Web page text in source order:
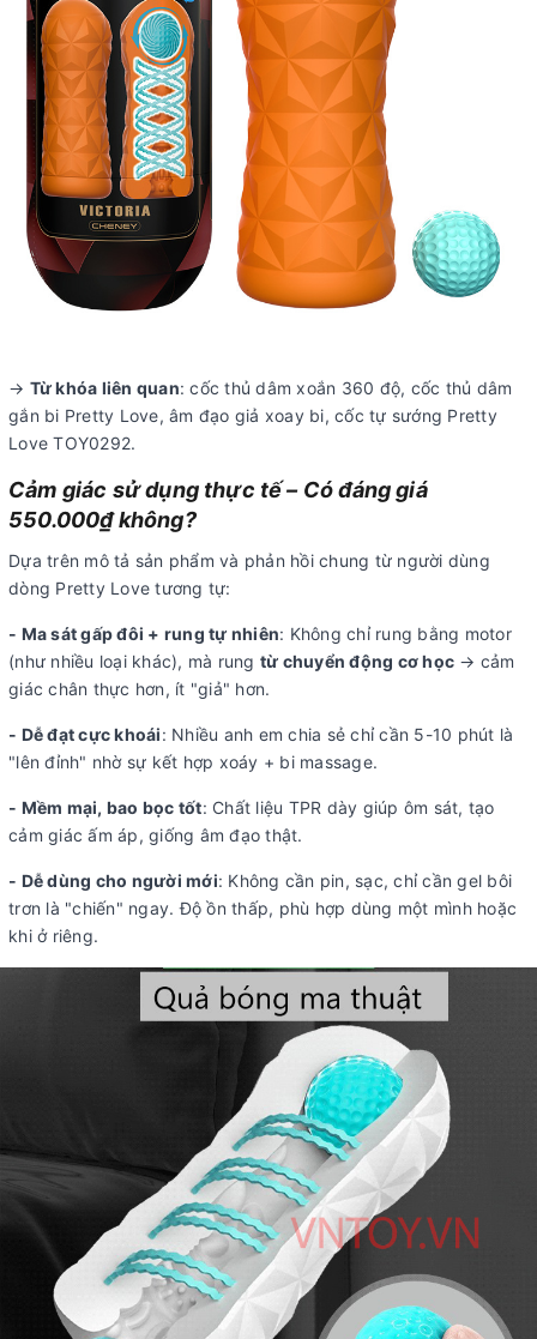
→ Từ khóa liên quan: cốc thủ dâm xoắn 360 độ, cốc thủ dâm
gắn bi Pretty Love, âm đạo giả xoay bi, cốc tự sướng Pretty
Love TOY0292.
Cảm giác sử dụng thực tế – Có đáng giá
550.000₫ không?
Dựa trên mô tả sản phẩm và phản hồi chung từ người dùng
dòng Pretty Love tương tự:
- Ma sát gấp đôi + rung tự nhiên: Không chỉ rung bằng motor
(như nhiều loại khác), mà rung từ chuyển động cơ học → cảm
giác chân thực hơn, ít "giả" hơn.
- Dễ đạt cực khoái: Nhiều anh em chia sẻ chỉ cần 5-10 phút là
"lên đỉnh" nhờ sự kết hợp xoáy + bi massage.
- Mềm mại, bao bọc tốt: Chất liệu TPR dày giúp ôm sát, tạo
cảm giác ấm áp, giống âm đạo thật.
- Dễ dùng cho người mới: Không cần pin, sạc, chỉ cần gel bôi
trơn là "chiến" ngay. Độ ồn thấp, phù hợp dùng một mình hoặc
khi ở riêng.